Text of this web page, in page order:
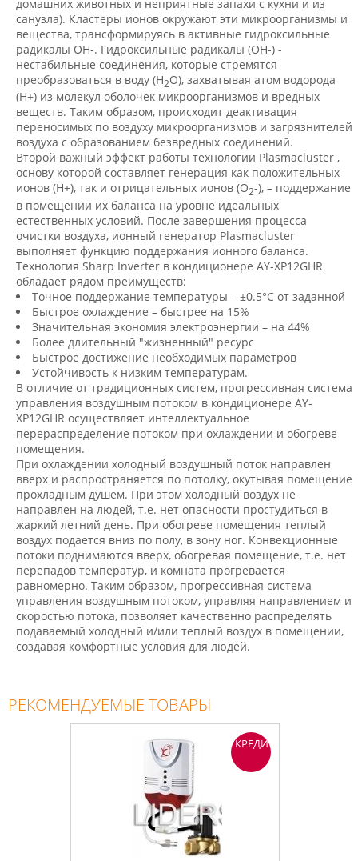
домашних животных и неприятные запахи с кухни и из
санузла). Кластеры ионов окружают эти микроорганизмы и
вещества, трансформируясь в активные гидроксильные
радикалы ОН-. Гидроксильные радикалы (ОН-) -
нестабильные соединения, которые стремятся
преобразоваться в воду (Н2О), захватывая атом водорода
(Н+) из молекул оболочек микроорганизмов и вредных
веществ. Таким образом, происходит деактивация
переносимых по воздуху микроорганизмов и загрязнителей
воздуха с образованием безвредных соединений.
Второй важный эффект работы технологии Plasmacluster ,
основу которой составляет генерация как положительных
ионов (Н+), так и отрицательных ионов (О2-), – поддержание
в помещении их баланса на уровне идеальных
естественных условий. После завершения процесса
очистки воздуха, ионный генератор Plasmacluster
выполняет функцию поддержания ионного баланса.
Технология Sharp Inverter в кондиционере AY-XP12GHR
обладает рядом преимуществ:
Точное поддержание температуры – ±0.5°С от заданной
Быстрое охлаждение – быстрее на 15%
Значительная экономия электроэнергии – на 44%
Более длительный "жизненный" ресурс
Быстрое достижение необходимых параметров
Устойчивость к низким температурам.
В отличие от традиционных систем, прогрессивная система
управления воздушным потоком в кондиционере AY-
XP12GHR осуществляет интеллектуальное
перераспределение потоком при охлаждении и обогреве
помещения.
При охлаждении холодный воздушный поток направлен
вверх и распространяется по потолку, окутывая помещение
прохладным душем. При этом холодный воздух не
направлен на людей, т.е. нет опасности простудиться в
жаркий летний день. При обогреве помещения теплый
воздух подается вниз по полу, в зону ног. Конвекционные
потоки поднимаются вверх, обогревая помещение, т.е. нет
перепадов температур, и комната прогревается
равномерно. Таким образом, прогрессивная система
управления воздушным потоком, управляя направлением и
скоростью потока, позволяет качественно распределять
подаваемый холодный и/или теплый воздух в помещении,
создавая комфортные условия для людей.
РЕКОМЕНДУЕМЫЕ ТОВАРЫ
КРЕДИТ